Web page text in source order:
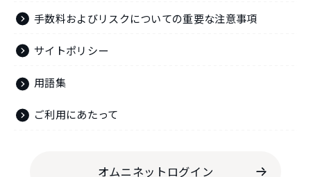
手数料およびリスクについての重要な注意事項
サイトポリシー
用語集
ご利用にあたって
オムニネットログイン